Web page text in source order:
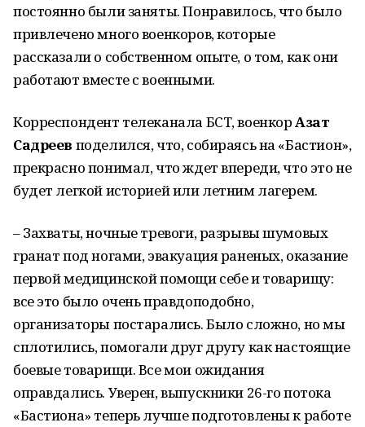
постоянно были заняты. Понравилось, что было
привлечено много военкоров, которые
рассказали о собственном опыте, о том, как они
работают вместе с военными.
Корреспондент телеканала БСТ, военкорАзат
Садреев поделился, что, собираясь на «Бастион»,
прекрасно понимал, что ждет впереди, что это не
будет легкой историей или летним лагерем.
– Захваты, ночные тревоги, разрывы шумовых
гранат под ногами, эвакуация раненых, оказание
первой медицинской помощи себе и товарищу:
все это было очень правдоподобно,
организаторы постарались. Было сложно, но мы
сплотились, помогали друг другу как настоящие
боевые товарищи. Все мои ожидания
оправдались. Уверен, выпускники 26-го потока
«Бастиона» теперь лучше подготовлены к работе